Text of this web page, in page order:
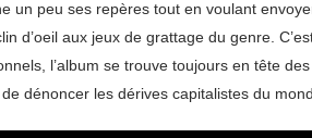
un peu ses repères tout en voulant
d’oeil aux jeux de grattage du genre.
l’album se trouve toujours en tête
dénoncer les dérives capitalistes du